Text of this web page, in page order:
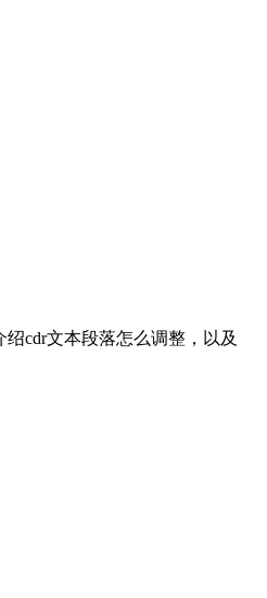
cdr文本段落怎么调整，以及